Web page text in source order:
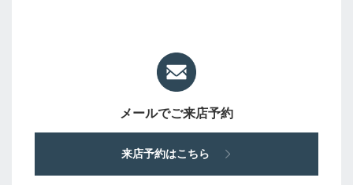
メールでご来店予約
来店予約はこちら